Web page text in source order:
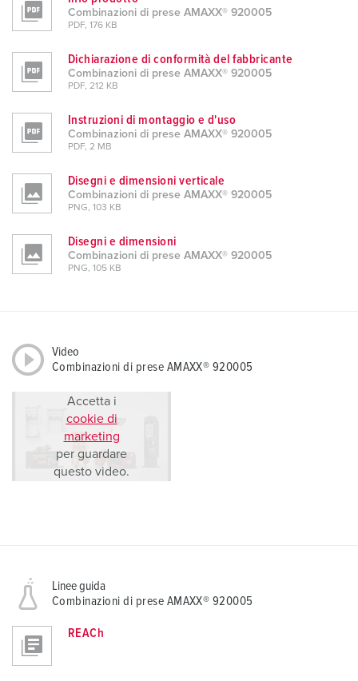
h
Combinazioni di prese AMAXX® 920005
PDF, 176 KB
Dichiarazione di conformità del fabbricante
Combinazioni di prese AMAXX® 920005
PDF, 212 KB
Instruzioni di montaggio e d'uso
Combinazioni di prese AMAXX® 920005
PDF, 2 MB
Disegni e dimensioni verticale
Combinazioni di prese AMAXX® 920005
PNG, 103 KB
Disegni e dimensioni
Combinazioni di prese AMAXX® 920005
PNG, 105 KB
Video
Combinazioni di prese AMAXX® 920005
Accetta i
cookie di
marketing
per guardare
questo video.
Linee guida
Combinazioni di prese AMAXX® 920005
REACh